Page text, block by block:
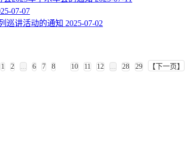
07-07
巡讲活动的通知 2025-07-02
1 2 6 7 8 10 11 12 28 29 【下一页】